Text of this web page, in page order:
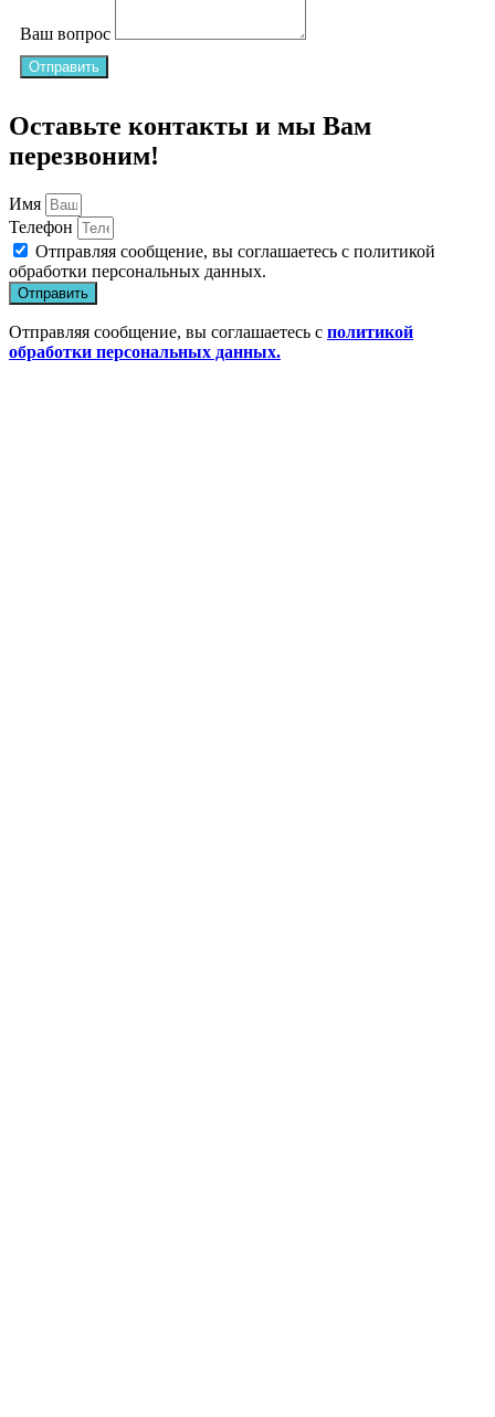
Ваш вопрос
Отправить
Оставьте контакты и мы Вам
перезвоним!
Имя
Телефон
Отправляя сообщение, вы соглашаетесь с политикой
обработки персональных данных.
Отправить
Отправляя сообщение, вы соглашаетесь с политикой
обработки персональных данных.